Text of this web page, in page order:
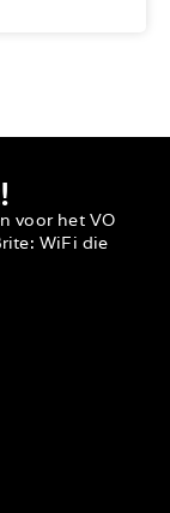
voor het VO
WiFi die